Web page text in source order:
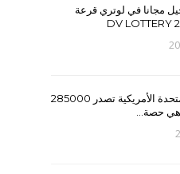
مجانا في لوتري قرعة
الولايات المتحدة الأمريكية تصدر 285000
هي حصة…